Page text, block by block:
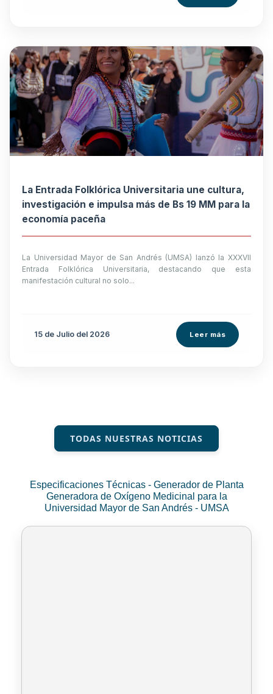
La Entrada Folklórica Universitaria une cultura,
investigación e impulsa más de Bs 19 MM para la
economía paceña
La Universidad Mayor de San Andrés (UMSA) lanzó la XXXVII
Entrada Folklórica Universitaria, destacando que esta
manifestación cultural no solo...
15 de Julio del 2026 Leer más
TODAS NUESTRAS NOTICIAS
Especificaciones Técnicas - Generador de Planta
Generadora de Oxígeno Medicinal para la
Universidad Mayor de San Andrés - UMSA